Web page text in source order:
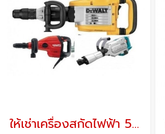
ให้เช่าเครื่องสกัดไฟฟ้า 5 โล - 15 โล